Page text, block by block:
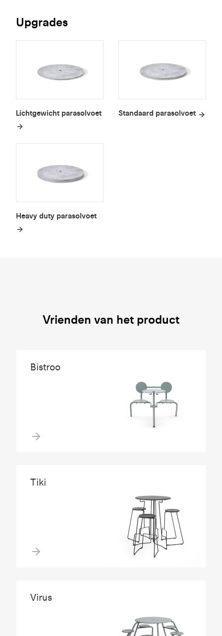
Upgrades
Lichtgewicht parasolvoet Standaard parasolvoet
Heavy duty parasolvoet
Vrienden van het product
Bistroo
Tiki
Virus